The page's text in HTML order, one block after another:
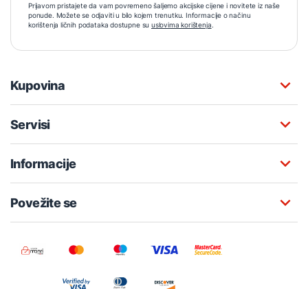
Prijavom pristajete da vam povremeno šaljemo akcijske cijene i novitete iz naše
ponude. Možete se odjaviti u bilo kojem trenutku. Informacije o načinu
korištenja ličnih podataka dostupne su uslovima korištenja.
Kupovina
Servisi
Informacije
Povežite se